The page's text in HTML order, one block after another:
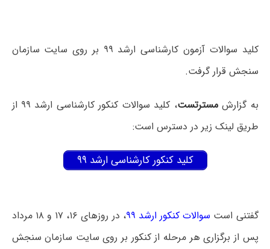
کلید سوالات آزمون کارشناسی ارشد ۹۹ بر روی سایت سازمان
سنجش قرار گرفت.
به گزارشمسترتست
، کلید سوالات کنکور کارشناسی ارشد ۹۹ از
طریق لینک زیر در دسترس است:
کلید کنکور کارشناسی ارشد ۹۹
گفتنی است سوالات کنکور ارشد ۹۹
، در روزهای ۱۶، ۱۷ و ۱۸ مرداد
پس از برگزاری هر مرحله از کنکور بر روی سایت سازمان سنجش